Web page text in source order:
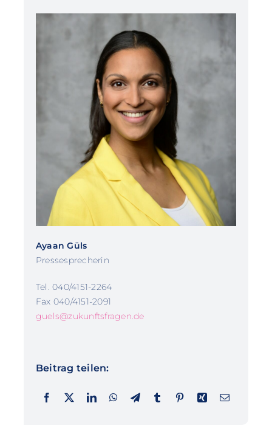
Ayaan Güls
Pressesprecherin
Tel. 040/4151-2264
Fax 040/4151-2091
guels@zukunftsfragen.de
Beitrag teilen: